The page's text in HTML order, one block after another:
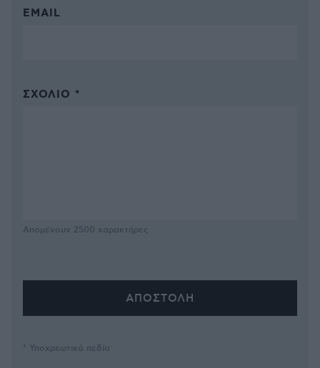
EMAIL
ΣΧΌΛΙΟ *
Απομένουν 2500 χαρακτήρες
* Υποχρεωτικά πεδία